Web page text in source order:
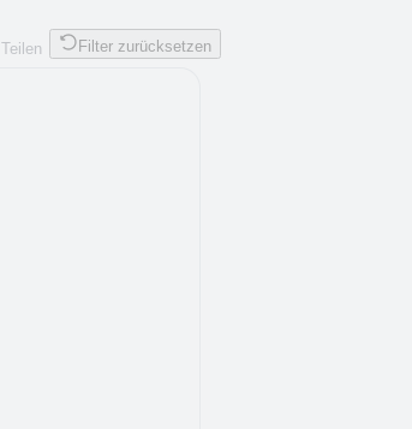
Teilen Filter zurücksetzen